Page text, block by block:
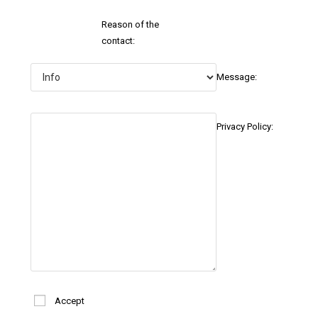
Reason of the
contact:
Message:
Privacy Policy:
Accept